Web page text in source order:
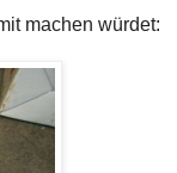
machen würdet: